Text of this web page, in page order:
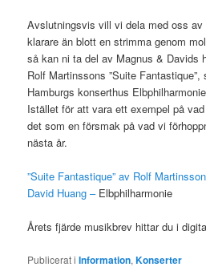
Avslutningsvis vill vi dela med oss
klarare än blott en strimma genom
så kan ni ta del av Magnus & Davids
Rolf Martinssons ”Suite
Hamburgs konserthus
Istället för att vara ett exempel på
det som en försmak på vad vi
nästa år.
”Suite Fantastique” av Rolf
David Huang – Elbphilharmonie
Årets fjärde musikbrev hittar du i
Publicerat i Information,Konserter